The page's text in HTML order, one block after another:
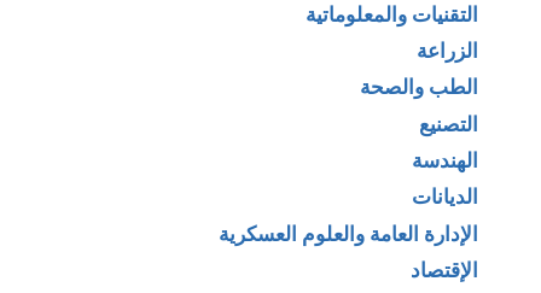
التقنيات والمعلوماتية
الزراعة
الطب والصحة
التصنيع
الهندسة
الديانات
الإدارة العامة والعلوم العسكرية
الإقتصاد